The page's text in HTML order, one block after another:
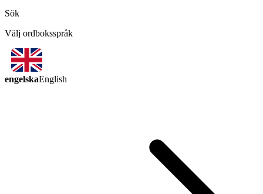
Sök
Välj ordboksspråk
engelskaEnglish